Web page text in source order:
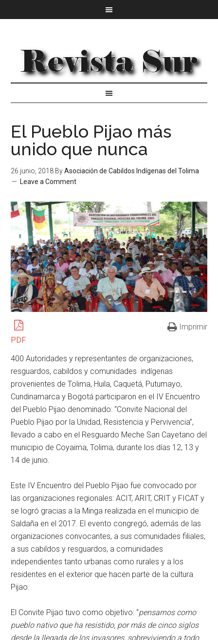
El Pueblo Pijao más
unido que nunca
26 junio, 2018 ByAsociación de Cabildos Indígenas del Tolima
Leave a Comment
PDF
Imprimir
400 Autoridades y representantes de organizaciones,
resguardos, cabildos y comunidades indígenas
provenientes de Tolima, Huila, Caquetá, Putumayo,
Cundinamarca y Bogotá participaron en el IV Encuentro
del Pueblo Pijao denominado: “Convite Nacional del
Pueblo Pijao por la Unidad, Resistencia y Pervivencia”,
llevado a cabo en el Resguardo Meche San Cayetano del
municipio de Coyaima, Tolima, durante los días 12, 13 y
14 de junio.
Este IV Encuentro del Pueblo Pijao fue convocado por
las organizaciones regionales: ACIT, ARIT, CRIT y FICAT y
se logró gracias a la Minga realizada en el municipio de
Saldaña en el 2017. El evento congregó, además de las
organizaciones convocantes, a sus comunidades filiales,
a sus cabildos y resguardos, a comunidades
independientes tanto urbanas como rurales y a los
residentes en el exterior que hacen parte de la cultura
Pijao.
El Convite Pijao tuvo como objetivo: “pensarnos como
pueblo nativo que ha resistido, por más de cinco siglos
desde la llegada de los invasores, sobreviviendo a todo